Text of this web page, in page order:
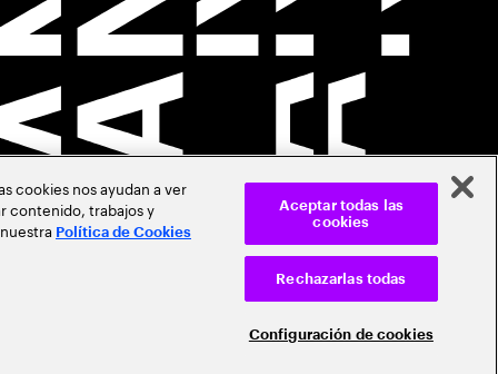
cookies nos ayudan a ver
contenido, trabajos y
Política de Cookies
Configuración de cookies
Rechazarlas todas
Aceptar todas las
cookies